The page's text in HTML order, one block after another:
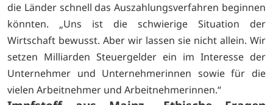
die Länder schnell das Auszahlungsverfahren beginnen
könnten. „Uns ist die schwierige Situation der
Wirtschaft bewusst. Aber wir lassen sie nicht allein. Wir
setzen Milliarden Steuergelder ein im Interesse der
Unternehmer und Unternehmerinnen sowie für die
vielen Arbeitnehmer und Arbeitnehmerinnen.“